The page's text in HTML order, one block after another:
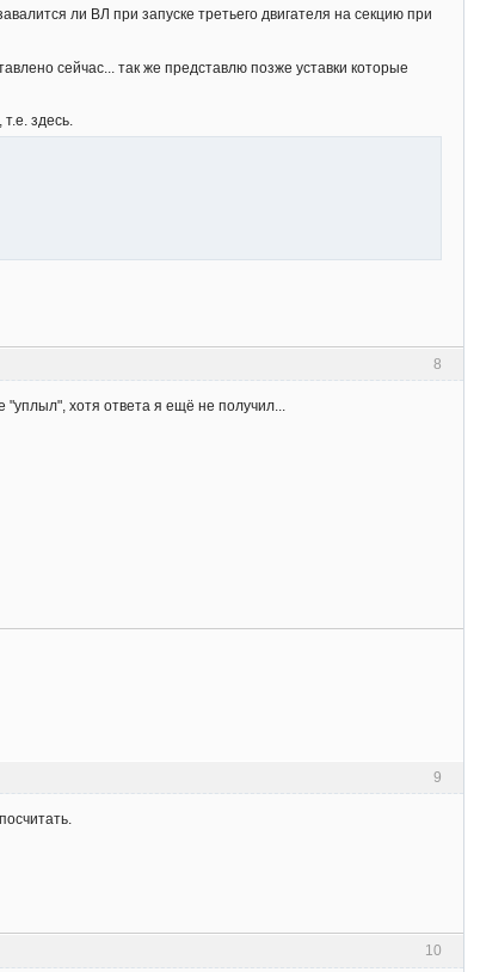
ли ВЛ при запуске третьего двигателя на секцию при
сейчас... так же представлю позже уставки которые
здесь.
8
"уплыл", хотя ответа я ещё не получил...
9
10